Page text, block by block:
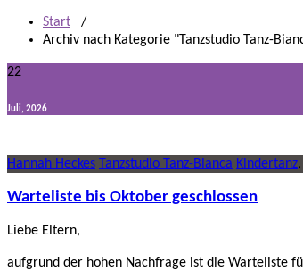
Start /
Archiv nach Kategorie "Tanzstudio Tanz-
22
Juli, 2026
Hannah Heckes Tanzstudio Tanz-Bianca Kindertanz,
Warteliste bis Oktober geschlossen
Liebe Eltern,
aufgrund der hohen Nachfrage ist die Warteliste